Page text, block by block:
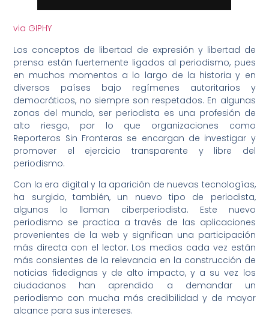
via GIPHY
Los conceptos de libertad de expresión y libertad de
prensa están fuertemente ligados al periodismo, pues
en muchos momentos a lo largo de la historia y en
diversos países bajo regímenes autoritarios y
democráticos, no siempre son respetados. En algunas
zonas del mundo, ser periodista es una profesión de
alto riesgo, por lo que organizaciones como
Reporteros Sin Fronteras se encargan de investigar y
promover el ejercicio transparente y libre del
periodismo.
Con la era digital y la aparición de nuevas tecnologías,
ha surgido, también, un nuevo tipo de periodista,
algunos lo llaman ciberperiodista. Este nuevo
periodismo se practica a través de las aplicaciones
provenientes de la web y significan una participación
más directa con el lector. Los medios cada vez están
más consientes de la relevancia en la construcción de
noticias fidedignas y de alto impacto, y a su vez los
ciudadanos han aprendido a demandar un
periodismo con mucha más credibilidad y de mayor
alcance para sus intereses.